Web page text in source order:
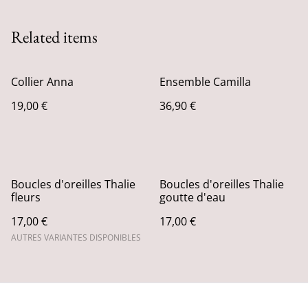
Related items
Collier Anna
19,00 €
Ensemble Camilla
36,90 €
Boucles d'oreilles Thalie
fleurs
17,00 €
AUTRES VARIANTES DISPONIBLES
Boucles d'oreilles Thalie
goutte d'eau
17,00 €